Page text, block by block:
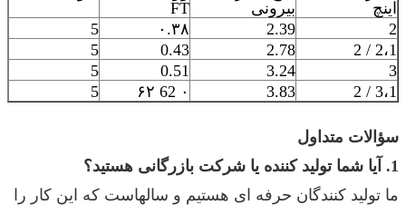
اینچ
بیرونی
FT
2
2.39 ۰.۳۸
5
2،1 / 2
2.78
0.43
5
3
3.24
0.51
5
3،1 / 2
3.83 ۰ 62 ۶۲ 5
سؤالات متداول
1. آیا شما تولید کننده یا شرکت بازرگانی هستید؟
ما تولید کنندگان حرفه ای هستیم و سالهاست که این کار را